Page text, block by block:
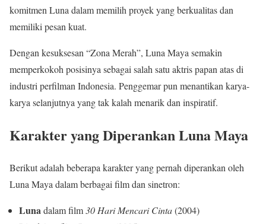
komitmen Luna dalam memilih proyek yang berkualitas dan
memiliki pesan kuat.
Dengan kesuksesan “Zona Merah”, Luna Maya semakin
memperkokoh posisinya sebagai salah satu aktris papan atas di
industri perfilman Indonesia. Penggemar pun menantikan karya-
karya selanjutnya yang tak kalah menarik dan inspiratif.
Karakter yang Diperankan Luna Maya
Berikut adalah beberapa karakter yang pernah diperankan oleh
Luna Maya dalam berbagai film dan sinetron:
Lunadalam film30 Hari Mencari Cinta(2004)